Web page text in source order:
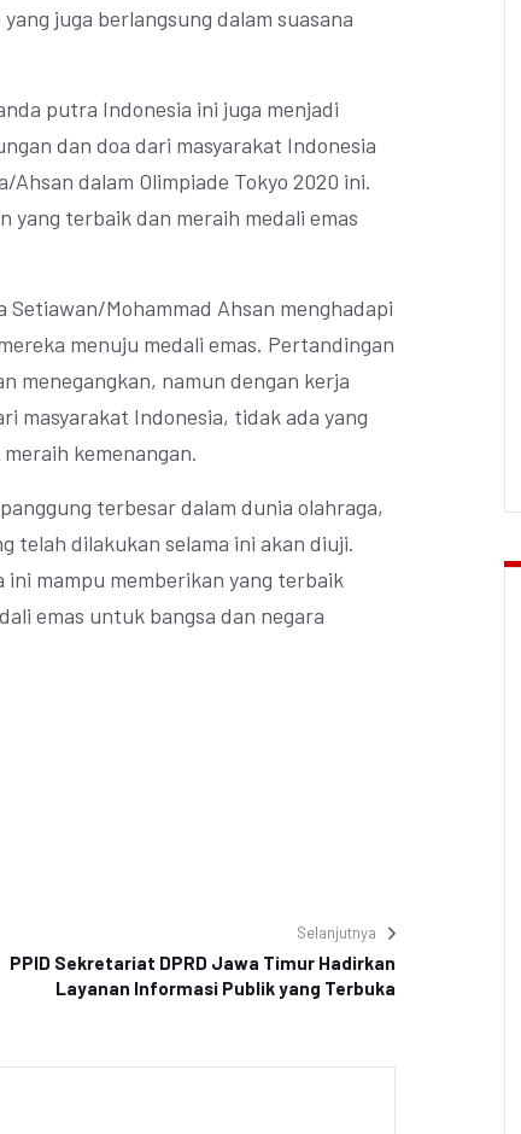
juga berlangsung dalam suasana
putra Indonesia ini juga menjadi
dan doa dari masyarakat Indonesia
dalam Olimpiade Tokyo 2020 ini.
yang terbaik dan meraih medali emas
Setiawan/Mohammad Ahsan menghadapi
menuju medali emas. Pertandingan
menegangkan, namun dengan kerja
masyarakat Indonesia, tidak ada yang
kemenangan.
terbesar dalam dunia olahraga,
telah dilakukan selama ini akan diuji.
ini mampu memberikan yang terbaik
emas untuk bangsa dan negara
Selanjutnya
PPID Sekretariat DPRD Jawa Timur Hadirkan
Layanan Informasi Publik yang Terbuka